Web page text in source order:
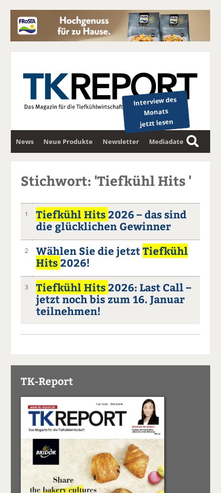
Interview des
Monats
jetzt lesen
News Neue Produkte Newsletter Mediadaten
S
u
h
Stichwort: 'Tiefkühl Hits '
1 Tiefkühl Hits2026 – das sind
die glücklichen Gewinner
2 Wählen Sie die jetztTiefkühl
Hits2026!
3 Tiefkühl Hits2026: Last Call –
jetzt noch bis zum 16. Januar
teilnehmen!
TK-Report